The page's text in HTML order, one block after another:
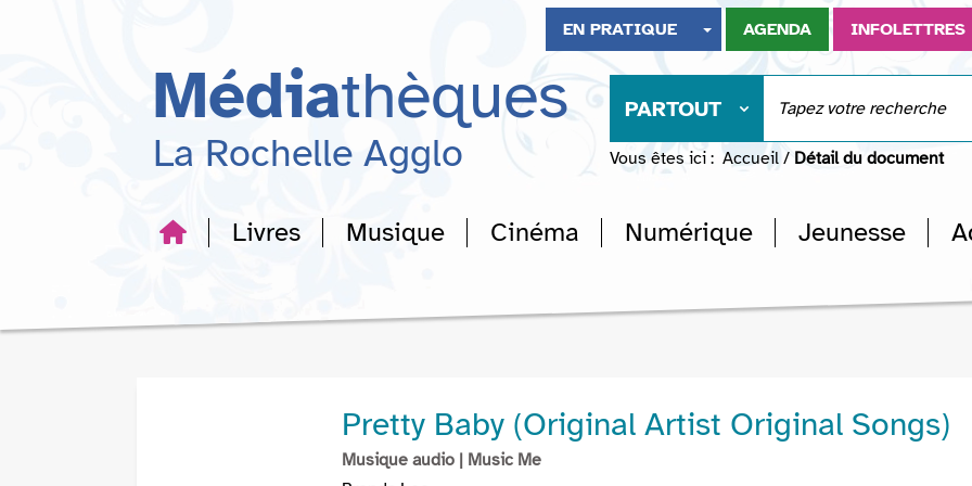
recherche
EN PRATIQUE AGENDA INFOLETTRES
Médiathèques
La Rochelle Agglo
PARTOUT
Vous êtes ici : Accueil / Détail du document
Livres Musique Cinéma Numérique Jeunesse
Pretty Baby (Original Artist Original Songs)
Musique audio | Music Me